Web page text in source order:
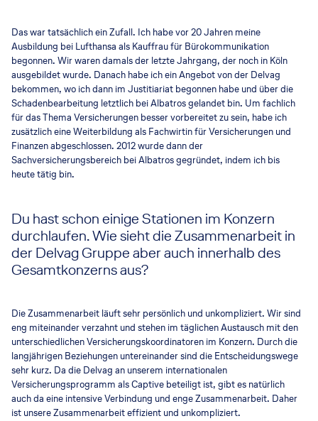
Das war tatsächlich ein Zufall. Ich habe vor 20 Jahren meine
Ausbildung bei Lufthansa als Kauffrau für Bürokommunikation
begonnen. Wir waren damals der letzte Jahrgang, der noch in Köln
ausgebildet wurde. Danach habe ich ein Angebot von der Delvag
bekommen, wo ich dann im Justitiariat begonnen habe und über die
Schadenbearbeitung letztlich bei Albatros gelandet bin. Um fachlich
für das Thema Versicherungen besser vorbereitet zu sein, habe ich
zusätzlich eine Weiterbildung als Fachwirtin für Versicherungen und
Finanzen abgeschlossen. 2012 wurde dann der
Sachversicherungsbereich bei Albatros gegründet, indem ich bis
heute tätig bin.
Du hast schon einige Stationen im Konzern
durchlaufen. Wie sieht die Zusammenarbeit in
der Delvag Gruppe aber auch innerhalb des
Gesamtkonzerns aus?
Die Zusammenarbeit läuft sehr persönlich und unkompliziert. Wir sind
eng miteinander verzahnt und stehen im täglichen Austausch mit den
unterschiedlichen Versicherungskoordinatoren im Konzern. Durch die
langjährigen Beziehungen untereinander sind die Entscheidungswege
sehr kurz. Da die Delvag an unserem internationalen
Versicherungsprogramm als Captive beteiligt ist, gibt es natürlich
auch da eine intensive Verbindung und enge Zusammenarbeit. Daher
ist unsere Zusammenarbeit effizient und unkompliziert.